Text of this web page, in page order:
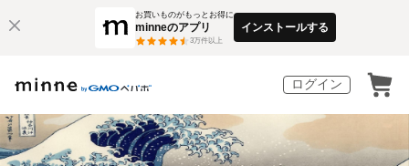
お買いものがもっとお得に
minneのアプリ
3万件以上
インストールする
ログイン